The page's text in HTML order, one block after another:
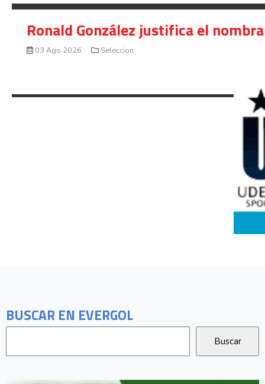
BUSCAR EN EVERGOL
Ronald González justifica el
03 Ago 2026 Seleccion